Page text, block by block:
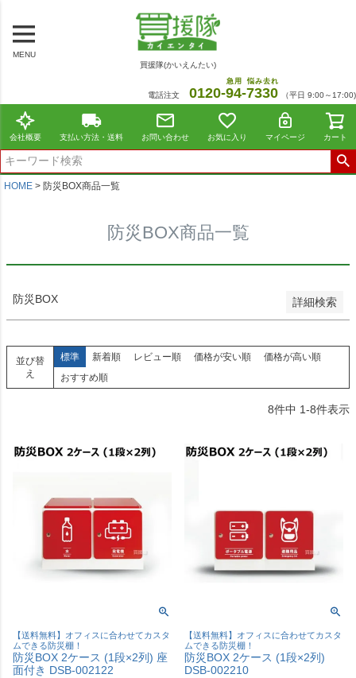
MENU
買援隊(かいえんたい)
電話注文 0120-94
急用
-7330
悩み去れ
（平日 9:00～17:00)
会社概要 支払い方法・送料 お問い合わせ お気に入り マイページ カート
HOME 防災BOX商品一覧
防災BOX商品一覧
防災BOX 詳細検索
商品番号/JANコード
在庫なし商品を表示しない
並び順
標準
新着順
価格が安い順
おすすめ順
検索
並び替
え
標準 新着順 レビュー順 価格が安い順
価格が高い順
おすすめ順
8件中 1-8件表示
【送料無料】オフィスに合わせてカスタ
ムできる防災棚！
防災BOX 2ケース (1段×2列) 座
面付き DSB-002122
【送料無料】オフィスに合わせてカスタ
ムできる防災棚！
防災BOX 2ケース (1段×2列)
DSB-002210